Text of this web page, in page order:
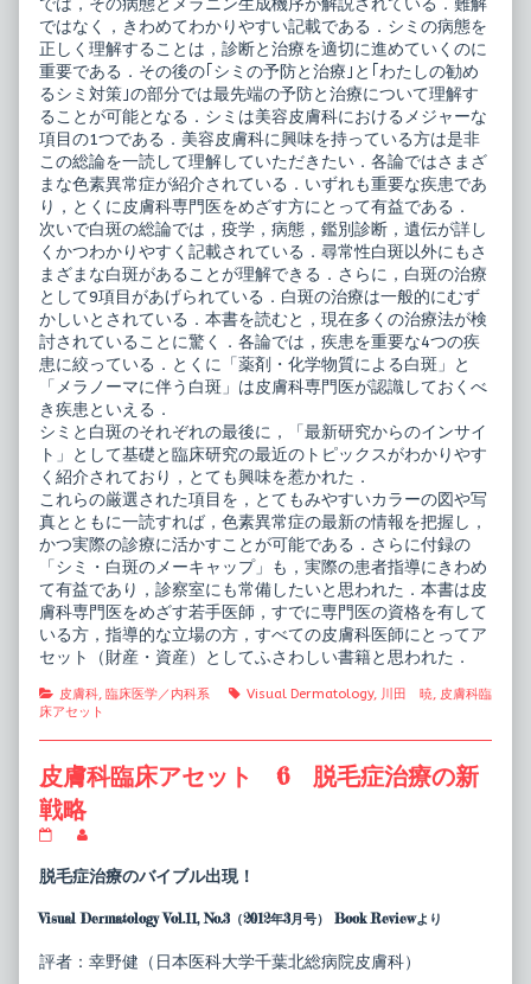
では，その病態とメラニン生成機序が解説されている．難解
ではなく，きわめてわかりやすい記載である．シミの病態を
正しく理解することは，診断と治療を適切に進めていくのに
重要である．その後の｢シミの予防と治療｣と｢わたしの勧め
るシミ対策｣の部分では最先端の予防と治療について理解す
ることが可能となる．シミは美容皮膚科におけるメジャーな
項目の1つである．美容皮膚科に興味を持っている方は是非
この総論を一読して理解していただきたい．各論ではさまざ
まな色素異常症が紹介されている．いずれも重要な疾患であ
り，とくに皮膚科専門医をめざす方にとって有益である．
次いで白斑の総論では，疫学，病態，鑑別診断，遺伝が詳し
くかつわかりやすく記載されている．尋常性白斑以外にもさ
まざまな白斑があることが理解できる．さらに，白斑の治療
として9項目があげられている．白斑の治療は一般的にむず
かしいとされている．本書を読むと，現在多くの治療法が検
討されていることに驚く．各論では，疾患を重要な4つの疾
患に絞っている．とくに「薬剤・化学物質による白斑」と
「メラノーマに伴う白斑」は皮膚科専門医が認識しておくべ
き疾患といえる．
シミと白斑のそれぞれの最後に，「最新研究からのインサイ
ト」として基礎と臨床研究の最近のトピックスがわかりやす
く紹介されており，とても興味を惹かれた．
これらの厳選された項目を，とてもみやすいカラーの図や写
真とともに一読すれば，色素異常症の最新の情報を把握し，
かつ実際の診療に活かすことが可能である．さらに付録の
「シミ・白斑のメーキャップ」も，実際の患者指導にきわめ
て有益であり，診察室にも常備したいと思われた．本書は皮
膚科専門医をめざす若手医師，すでに専門医の資格を有して
いる方，指導的な立場の方，すべての皮膚科医師にとってア
セット（財産・資産）としてふさわしい書籍と思われた．
Categories
皮膚科, 臨床医学／内科系 Tags
Visual Dermatology, 川田 暁, 皮膚科臨
床アセット
皮膚科臨床アセット 6 脱毛症治療の新
戦略
科
臨
ア
ッ
posts
by
author
皮
脱毛症治療のバイブル出現！
Visual Dermatology Vol.11, No.3（2012年3月号） Book Reviewより
評者：幸野健（日本医科大学千葉北総病院皮膚科）